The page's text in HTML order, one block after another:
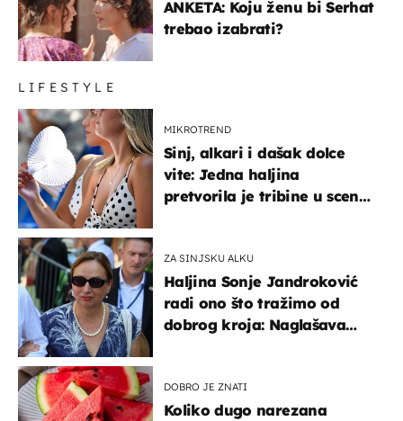
ANKETA: Koju ženu bi Serhat
trebao izabrati?
LIFESTYLE
MIKROTREND
Sinj, alkari i dašak dolce
vite: Jedna haljina
pretvorila je tribine u scenu
ZA SINJSKU ALKU
Haljina Sonje Jandroković
radi ono što tražimo od
dobrog kroja: Naglašava
DOBRO JE ZNATI
Koliko dugo narezana